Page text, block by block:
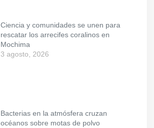
Ciencia y comunidades se unen para
rescatar los arrecifes coralinos en
Mochima
3 agosto, 2026
Bacterias en la atmósfera cruzan
océanos sobre motas de polvo